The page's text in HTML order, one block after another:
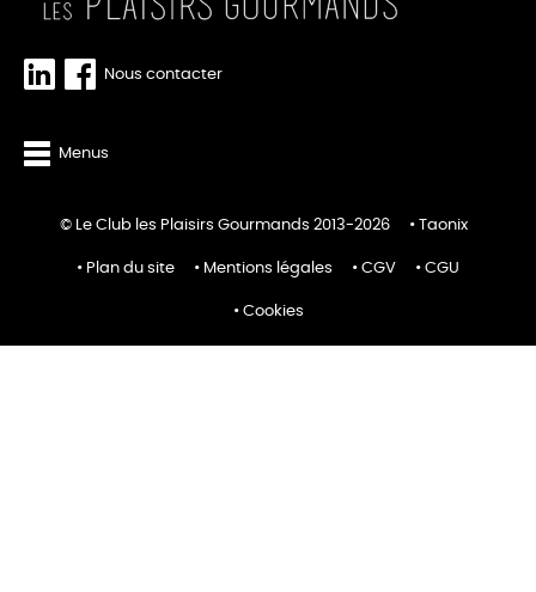
Nous contacter
Menus
© Le Club les Plaisirs Gourmands 2013-2026 Taonix
Plan du site Mentions légales CGV CGU
Cookies